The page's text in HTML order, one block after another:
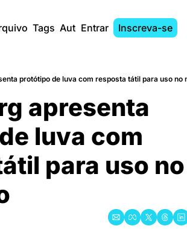
Tags AutoresEntrar Inscreva-se
protótipo de luva com resposta tátil para uso no
apresenta
luva com
para uso no